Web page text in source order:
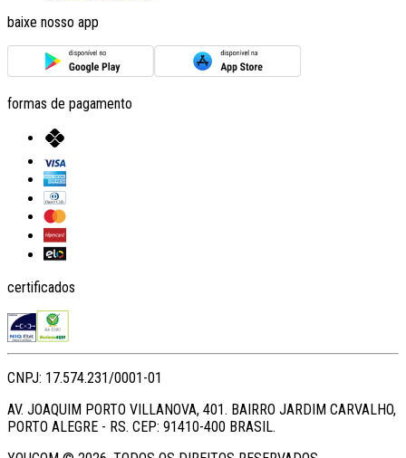
baixe nosso app
formas de pagamento
certificados
CNPJ: 17.574.231/0001-01
AV. JOAQUIM PORTO VILLANOVA, 401. BAIRRO JARDIM CARVALHO,
PORTO ALEGRE - RS. CEP: 91410-400 BRASIL.